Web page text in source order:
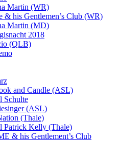
Martin (WR)
& his Gentlemen’s Club (WR)
Martin (MD)
2018
(QLB)
and Candle (ASL)
Schulte
(ASL)
(Thale)
Patrick Kelly (Thale)
& his Gentlement’s Club